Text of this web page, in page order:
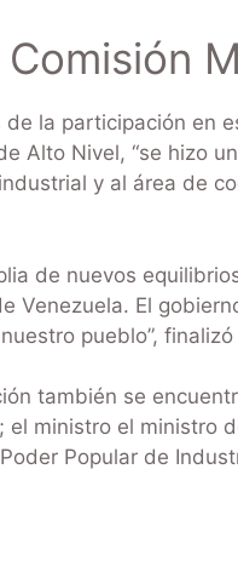
Comisión
la participación en
Alto Nivel, “se hizo
y al área de
de nuevos
Venezuela. El
pueblo”,
también se
el ministro el ministro
Popular de